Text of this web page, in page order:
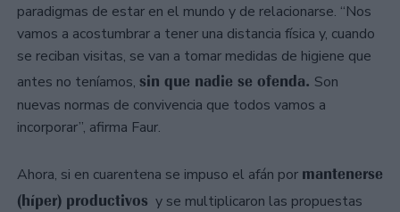
paradigmas de estar en el mundo y de relacionarse. “Nos
vamos a acostumbrar a tener una distancia física y, cuando
se reciban visitas, se van a tomar medidas de higiene que
antes no teníamos, sin que nadie se ofenda. Son
nuevas normas de convivencia que todos vamos a
incorporar”, afirma Faur.
Ahora, si en cuarentena se impuso el afán por mantenerse
(híper) productivos y se multiplicaron las propuestas